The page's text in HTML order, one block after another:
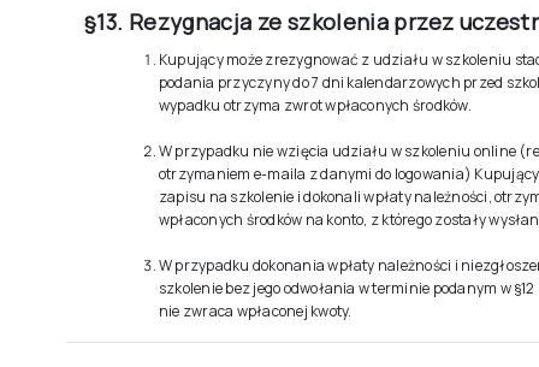
§13. Rezygnacja ze szkolenia przez
Kupujący może zrezygnować z udziału w szkoleniu
podania przyczyny do 7 dni kalendarzowych przed
wypadku otrzyma zwrot wpłaconych środków.
W przypadku nie wzięcia udziału w szkoleniu online
otrzymaniem e-maila z danymi do logowania)
zapisu na szkolenie i dokonali wpłaty należności,
wpłaconych środków na konto, z którego zostały
W przypadku dokonania wpłaty należności i
szkolenie bez jego odwołania w terminie podanym w §12
nie zwraca wpłaconej kwoty.